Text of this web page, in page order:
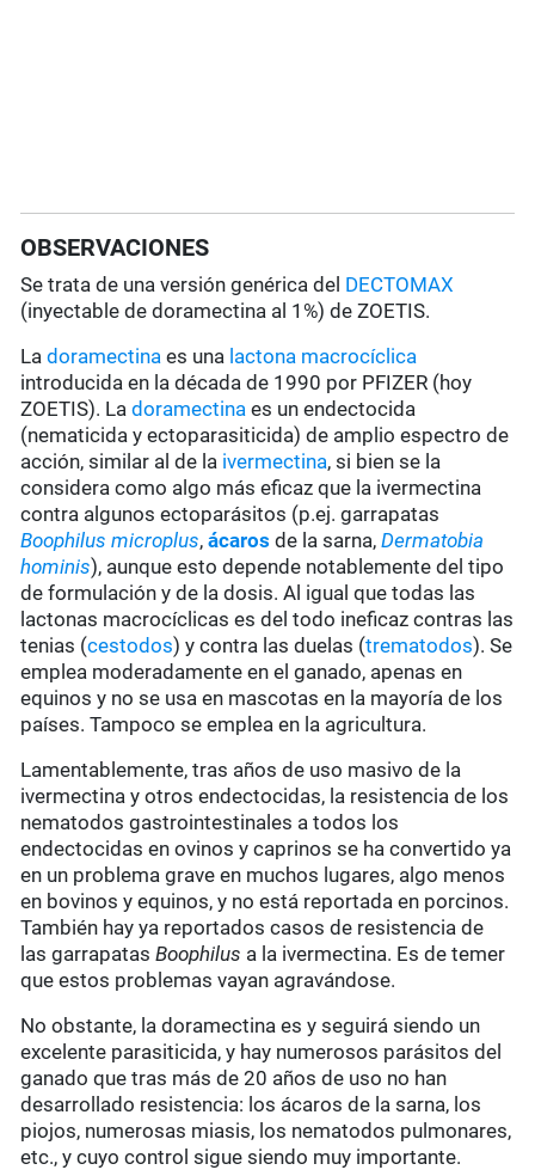
OBSERVACIONES
Se trata de una versión genérica del DECTOMAX
(inyectable de doramectina al 1%) de ZOETIS.
Ladoramectina es una lactona macrocíclica
introducida en la década de 1990 por PFIZER (hoy
ZOETIS). Ladoramectina es un endectocida
(nematicida y ectoparasiticida) de amplio espectro de
acción, similar al de la ivermectina, si bien se la
considera como algo más eficaz que la ivermectina
contra algunos ectoparásitos (p.ej. garrapatas
Boophilus microplus,ácarosde la sarna,Dermatobia
hominis), aunque esto depende notablemente del tipo
de formulación y de la dosis. Al igual que todas las
lactonas macrocíclicas es del todo ineficaz contras las
tenias (cestodos) y contra las duelas (trematodos). Se
emplea moderadamente en el ganado, apenas en
equinos y no se usa en mascotas en la mayoría de los
países. Tampoco se emplea en la agricultura.
Lamentablemente, tras años de uso masivo de la
ivermectina y otros endectocidas, la resistencia de los
nematodos gastrointestinales a todos los
endectocidas en ovinos y caprinos se ha convertido ya
en un problema grave en muchos lugares, algo menos
en bovinos y equinos, y no está reportada en porcinos.
También hay ya reportados casos de resistencia de
las garrapatasBoophilus a la ivermectina. Es de temer
que estos problemas vayan agravándose.
No obstante, la doramectina es y seguirá siendo un
excelente parasiticida, y hay numerosos parásitos del
ganado que tras más de 20 años de uso no han
desarrollado resistencia: los ácaros de la sarna, los
piojos, numerosas miasis, los nematodos pulmonares,
etc., y cuyo control sigue siendo muy importante.